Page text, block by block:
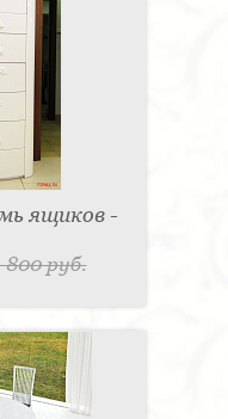
ящиков -
800 руб.